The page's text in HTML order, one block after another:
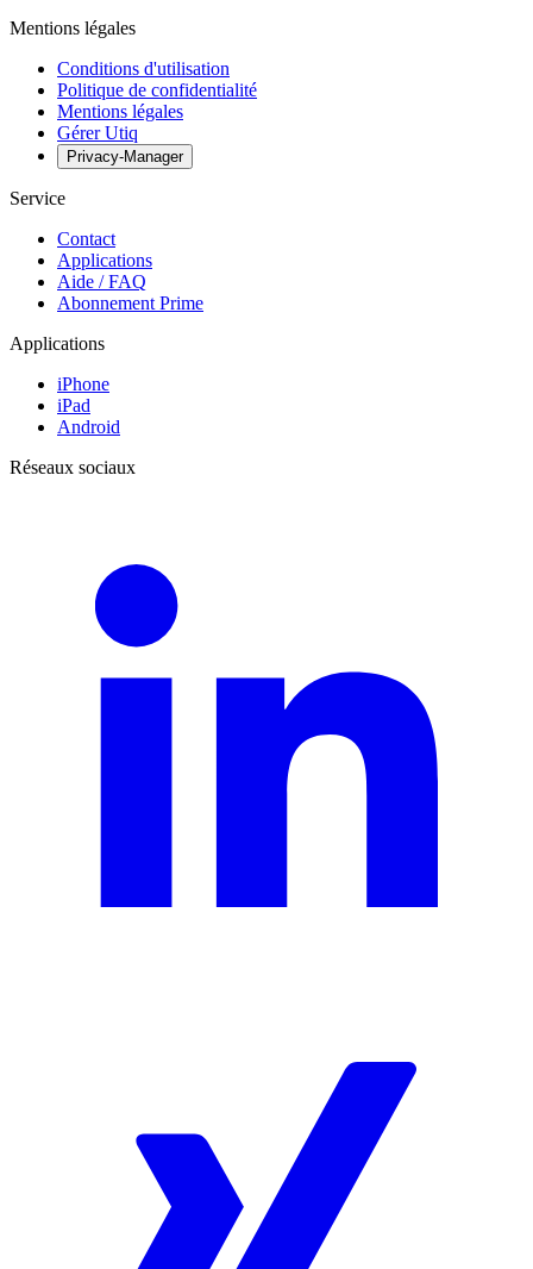
Mentions légales
Conditions d'utilisation
Politique de confidentialité
Mentions légales
Gérer Utiq
Privacy-Manager
Service
Contact
Applications
Aide / FAQ
Abonnement Prime
Applications
iPhone
iPad
Android
Réseaux sociaux